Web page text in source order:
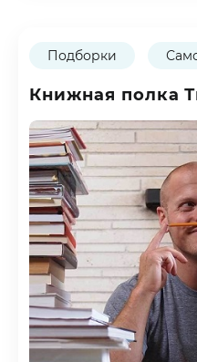
Подборки
Книжная полка